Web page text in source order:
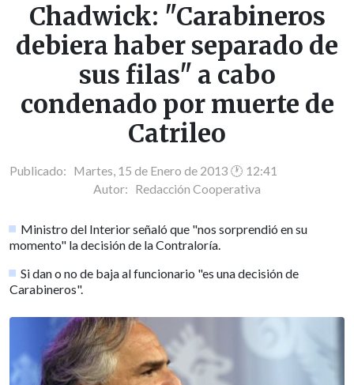
Chadwick: "Carabineros
debiera haber separado de
sus filas" a cabo
condenado por muerte de
Catrileo
Publicado: Martes, 15 de Enero de 2013 🕐 12:41
Autor: Redacción Cooperativa
Ministro del Interior señaló que "nos sorprendió en su
momento" la decisión de la Contraloría.
Si dan o no de baja al funcionario "es una decisión de
Carabineros".